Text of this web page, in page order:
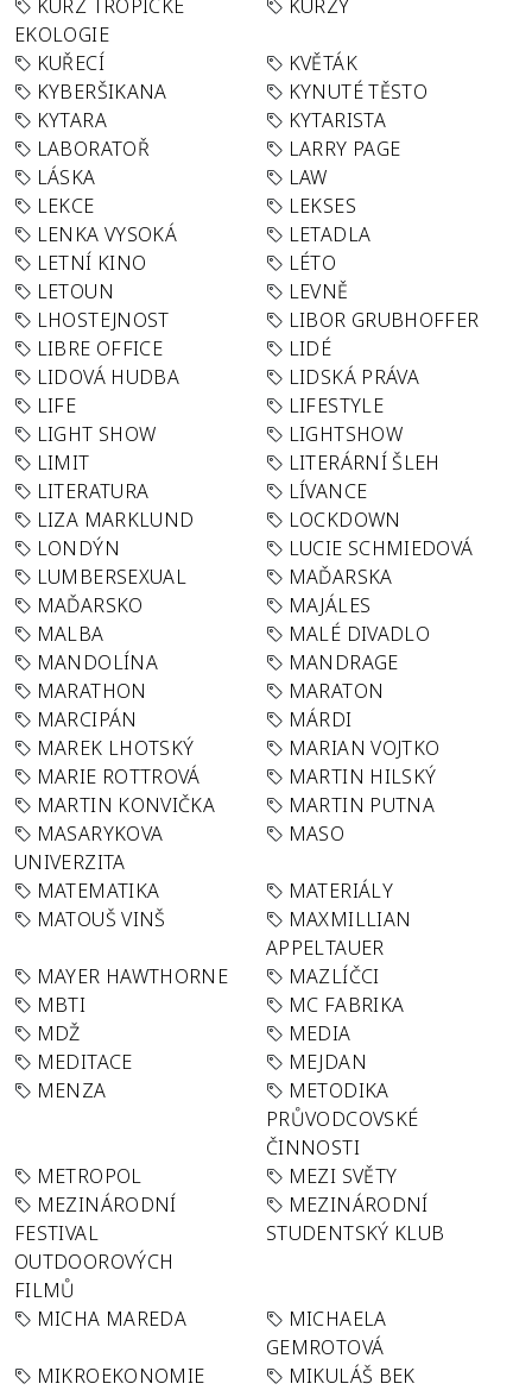
KURZ TROPICKÉ
EKOLOGIE
KURZY
KUŘECÍ
KVĚTÁK
KYBERŠIKANA
KYNUTÉ TĚSTO
KYTARA
KYTARISTA
LABORATOŘ
LARRY PAGE
LÁSKA
LAW
LEKCE
LEKSES
LENKA VYSOKÁ
LETADLA
LETNÍ KINO
LÉTO
LETOUN
LEVNĚ
LHOSTEJNOST
LIBOR GRUBHOFFER
LIBRE OFFICE
LIDÉ
LIDOVÁ HUDBA
LIDSKÁ PRÁVA
LIFE
LIFESTYLE
LIGHT SHOW
LIGHTSHOW
LIMIT
LITERÁRNÍ ŠLEH
LITERATURA
LÍVANCE
LIZA MARKLUND
LOCKDOWN
LONDÝN
LUCIE SCHMIEDOVÁ
LUMBERSEXUAL
MAĎARSKA
MAĎARSKO
MAJÁLES
MALBA
MALÉ DIVADLO
MANDOLÍNA
MANDRAGE
MARATHON
MARATON
MARCIPÁN
MÁRDI
MAREK LHOTSKÝ
MARIAN VOJTKO
MARIE ROTTROVÁ
MARTIN HILSKÝ
MARTIN KONVIČKA
MARTIN PUTNA
MASARYKOVA
UNIVERZITA
MASO
MATEMATIKA
MATERIÁLY
MATOUŠ VINŠ
MAXMILLIAN
APPELTAUER
MAYER HAWTHORNE
MAZLÍČCI
MBTI
MC FABRIKA
MDŽ
MEDIA
MEDITACE
MEJDAN
MENZA
METODIKA
PRŮVODCOVSKÉ
ČINNOSTI
METROPOL
MEZI SVĚTY
MEZINÁRODNÍ
FESTIVAL
OUTDOOROVÝCH
FILMŮ
MEZINÁRODNÍ
STUDENTSKÝ KLUB
MICHA MAREDA
MICHAELA
GEMROTOVÁ
MIKROEKONOMIE
MIKULÁŠ BEK